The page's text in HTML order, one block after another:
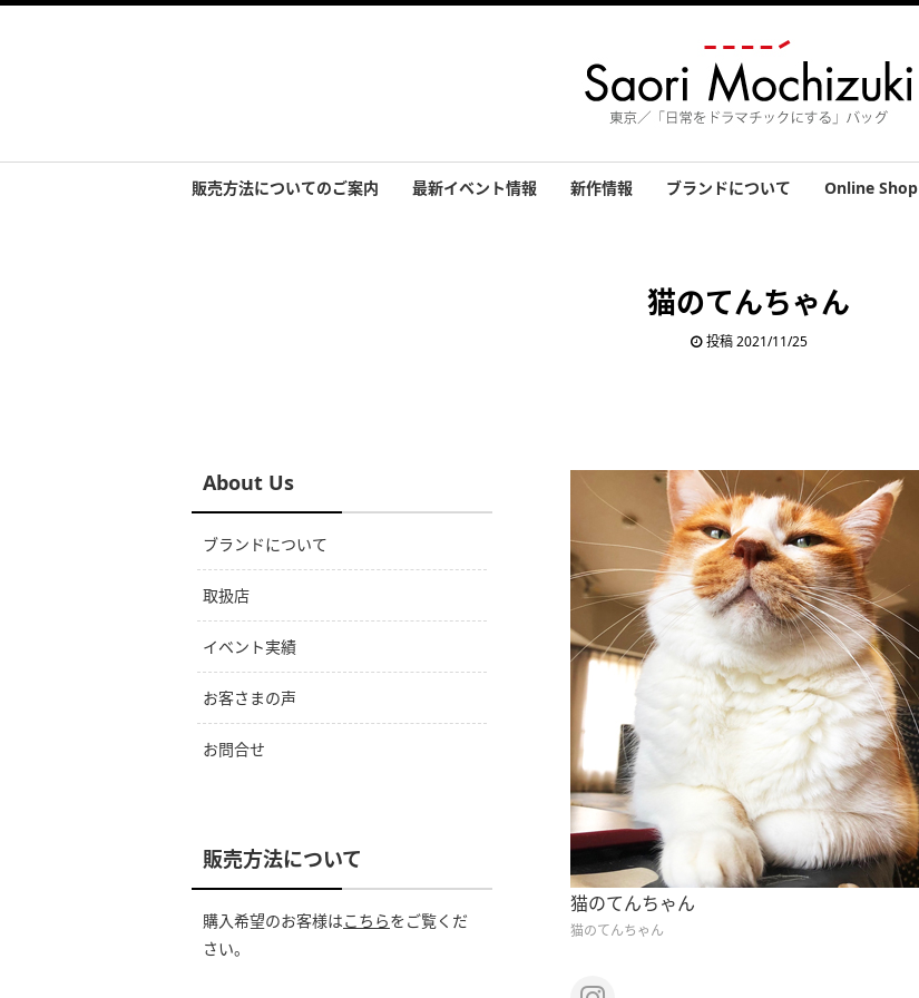
販売方法についてのご案内 最新イベント情報 新作情報 ブランドについて Online Shop
猫のてんちゃん
投稿 2021/11/25
猫のてんちゃん
猫のてんちゃん
About Us
ブランドについて
取扱店
イベント実績
お客さまの声
お問合せ
販売方法について
購入希望のお客様はこちらをご覧くだ
さい。